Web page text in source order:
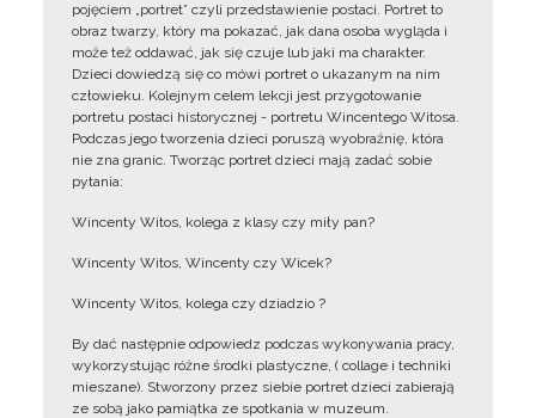
pojęciem „portret” czyli przedstawienie postaci. Portret to
obraz twarzy, który ma pokazać, jak dana osoba wygląda i
może też oddawać, jak się czuje lub jaki ma charakter.
Dzieci dowiedzą się co mówi portret o ukazanym na nim
człowieku. Kolejnym celem lekcji jest przygotowanie
portretu postaci historycznej - portretu Wincentego Witosa.
Podczas jego tworzenia dzieci poruszą wyobraźnię, która
nie zna granic. Tworząc portret dzieci mają zadać sobie
pytania:
Wincenty Witos, kolega z klasy czy miły pan?
Wincenty Witos, Wincenty czy Wicek?
Wincenty Witos, kolega czy dziadzio ?
By dać następnie odpowiedz podczas wykonywania pracy,
wykorzystując różne środki plastyczne, ( collage i techniki
mieszane). Stworzony przez siebie portret dzieci zabierają
ze sobą jako pamiątka ze spotkania w muzeum.